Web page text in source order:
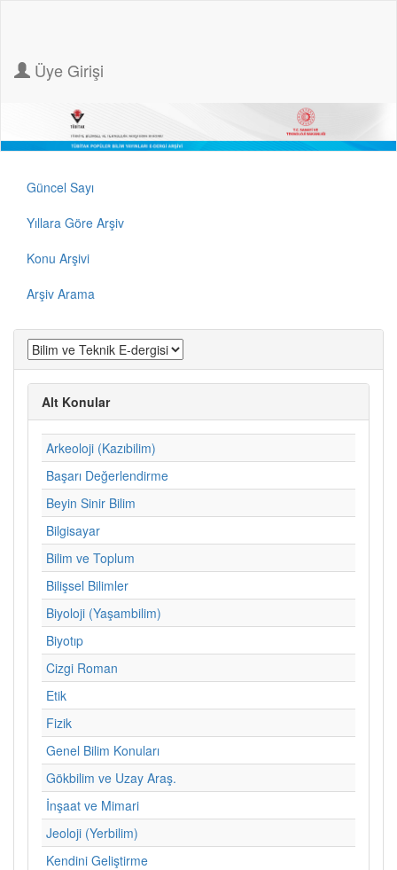
Üye Girişi
Güncel Sayı
Yıllara Göre Arşiv
Konu Arşivi
Arşiv Arama
Alt Konular
Arkeoloji (Kazıbilim)
Başarı Değerlendirme
Beyin Sinir Bilim
Bilgisayar
Bilim ve Toplum
Bilişsel Bilimler
Biyoloji (Yaşambilim)
Biyotıp
Cizgi Roman
Etik
Fizik
Genel Bilim Konuları
Gökbilim ve Uzay Araş.
İnşaat ve Mimari
Jeoloji (Yerbilim)
Kendini Geliştirme